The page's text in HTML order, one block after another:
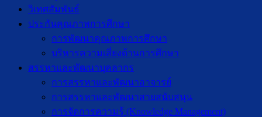
วิเทศสัมพันธ์
ประกันคุณภาพการศึกษา
การพัฒนาคุณภาพการศึกษา
บริหารความเสี่ยงด้านการศึกษา
สรรหาและพัฒนาบุคลากร
การสรรหาและพัฒนาอาจารย์
การสรรหาและพัฒนาสายสนับสนุน
การจัดการความรู้ (Knowledge Management)